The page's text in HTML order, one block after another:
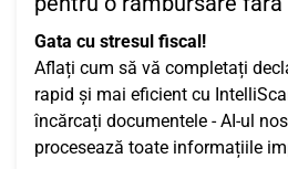
Gata cu stresul fiscal!
Aflați cum să vă completați
rapid și mai eficient cu
încărcați documentele - AI-ul
procesează toate informațiile